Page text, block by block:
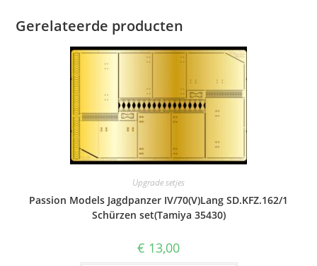
Gerelateerde producten
Upgrade setjes
Passion Models Jagdpanzer IV/70(V)Lang SD.KFZ.162/1
Schürzen set(Tamiya 35430)
€ 13,00